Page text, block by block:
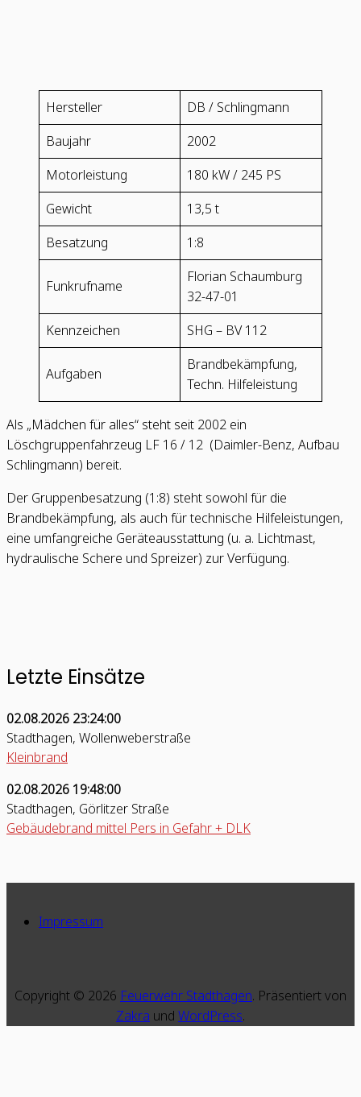
Hersteller
DB / Schlingmann
Baujahr
2002
Motorleistung
180 kW / 245 PS
Gewicht
13,5 t
Besatzung
1:8
Funkrufname
Florian Schaumburg
32-47-01
Kennzeichen
SHG – BV 112
Aufgaben
Brandbekämpfung,
Techn. Hilfeleistung
Als „Mädchen für alles“ steht seit 2002 ein
Löschgruppenfahrzeug LF 16 / 12 (Daimler-Benz, Aufbau
Schlingmann) bereit.
Der Gruppenbesatzung (1:8) steht sowohl für die
Brandbekämpfung, als auch für technische Hilfeleistungen,
eine umfangreiche Geräteausstattung (u. a. Lichtmast,
hydraulische Schere und Spreizer) zur Verfügung.
Letzte Einsätze
02.08.2026 23:24:00
Stadthagen, Wollenweberstraße
Kleinbrand
02.08.2026 19:48:00
Stadthagen, Görlitzer Straße
Gebäudebrand mittel Pers in Gefahr + DLK
Impressum
Copyright © 2026 Feuerwehr Stadthagen. Präsentiert von
Zakra und WordPress.